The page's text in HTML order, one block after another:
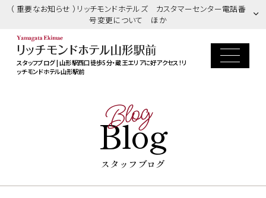
（ 重要なお知らせ ）リッチモンドホテルズ カスタマーセンター電話番
号変更について ほか
スタッフブログ | 山形駅西口徒歩5分・蔵王エリアに好アクセス！リ
ッチモンドホテル山形駅前
Blog
Blog
スタッフブログ